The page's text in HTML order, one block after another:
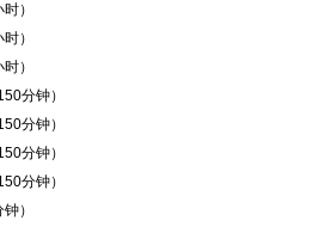
）
）
）
分钟）
分钟）
分钟）
分钟）
）